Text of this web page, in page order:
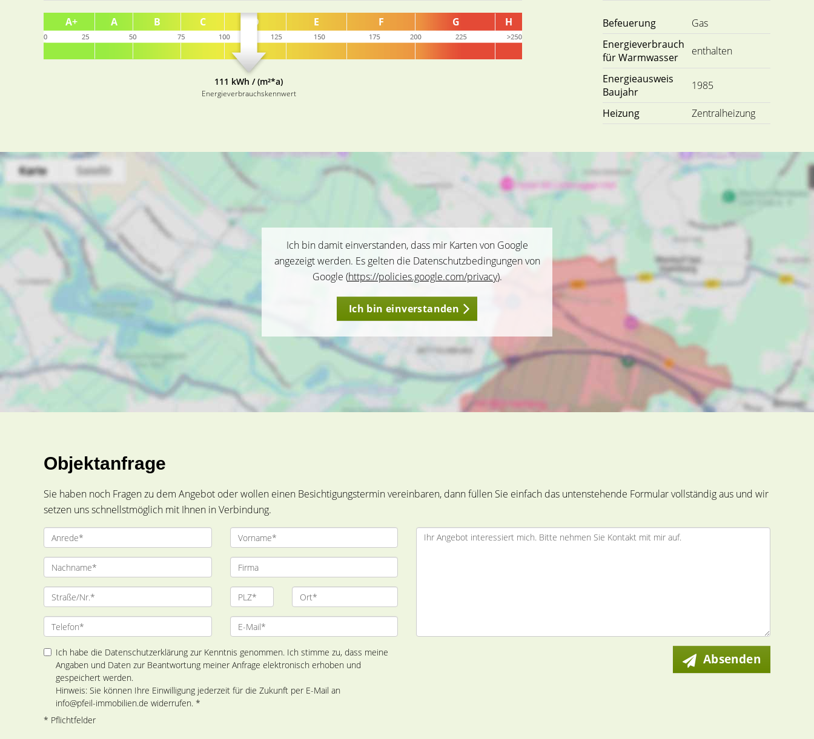
111 kWh / (m²*a)
Energieverbrauchskennwert
Befeuerung
Gas
Energieverbrauch
für Warmwasser
enthalten
Energieausweis
Baujahr
1985
Heizung Zentralheizung
Ich bin damit einverstanden, dass mir Karten von Google
angezeigt werden. Es gelten die Datenschutzbedingungen von
Google (https://policies.google.com/privacy).
Ich bin einverstanden
Objektanfrage
Sie haben noch Fragen zu dem Angebot oder wollen einen Besichtigungstermin vereinbaren, dann füllen Sie einfach das untenstehende Formular vollständig aus und wir
setzen uns schnellstmöglich mit Ihnen in Verbindung.
Ich habe die Datenschutzerklärung zur Kenntnis genommen. Ich stimme zu, dass meine
Angaben und Daten zur Beantwortung meiner Anfrage elektronisch erhoben und
gespeichert werden.
Hinweis: Sie können Ihre Einwilligung jederzeit für die Zukunft per E-Mail an
info@pfeil-immobilien.de widerrufen. *
* Pflichtfelder
Absenden